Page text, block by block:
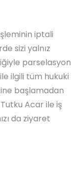
iptali
sizi yalnız
parselasyon
ilgili tüm hukuki
başlamadan
Acar ile iş
da ziyaret